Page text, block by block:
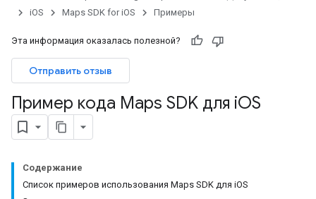
iOS
Maps SDK for iOS Примеры
Эта информация оказалась полезной?
Отправить отзыв
Пример кода Maps SDK для iOS
Содержание
Список примеров использования Maps SDK для iOS